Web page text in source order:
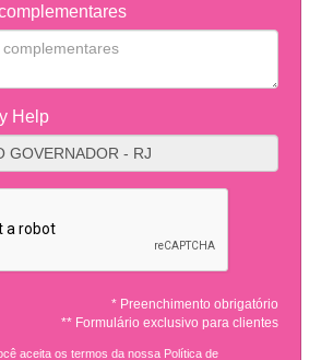
Help
* Preenchimento obrigatório
** Formulário exclusivo para clientes
aceita os termos da nossa Política de